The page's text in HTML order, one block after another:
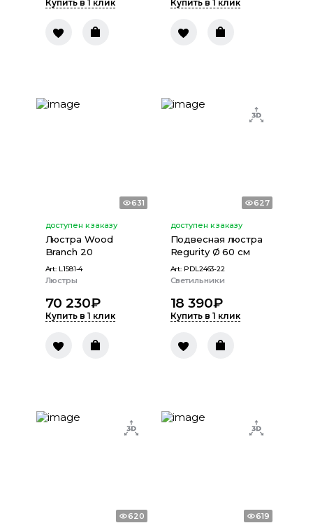
Купить в 1 клик Купить в 1 клик
631
доступен к заказу
Люстра Wood
Branch 20
Art: L1581-4
Люстры
70 230₽
Купить в 1 клик
627
доступен к заказу
Подвесная люстра
Regurity Ø 60 см
Art: PDL2463-22
Светильники
18 390₽
Купить в 1 клик
620 619